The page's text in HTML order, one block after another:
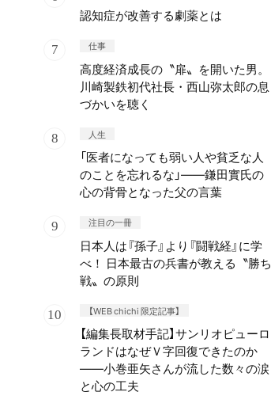
認知症が改善する劇薬とは
仕事
高度経済成長の〝扉〟を開いた男。
川崎製鉄初代社長・西山弥太郎の息
づかいを聴く
人生
「医者になっても弱い人や貧乏な人
のことを忘れるな」——鎌田實氏の
心の背骨となった父の言葉
注目の一冊
日本人は『孫子』より『闘戦経』に学
べ！ 日本最古の兵書が教える〝勝ち
戦〟の原則
【WEB chichi 限定記事】
【編集長取材手記】サンリオピューロ
ランドはなぜＶ字回復できたのか
——小巻亜矢さんが流した数々の涙
と心の工夫